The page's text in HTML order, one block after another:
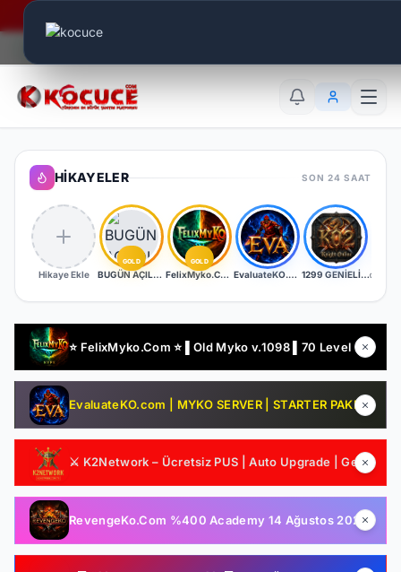
HIKAYELER SON 24 SAAT
Hikaye Ekle
GOLD
BUGÜN AÇILDI | EŞİT PK SERVER | V24XXX | 83/1 LEVEL FULL İTEM | İTEM SATIŞI YOKTUR
GOLD
FelixMyko.Com ▌Old Myko v.1098 ▌70 Level CAP ▌Official : 21 Ağustos Cuma 22:00 ▌Starter Paket Bizden EvaluateKO.com | Myko | 1.000.000 TL Ödül Havuzu | Official : 14 Ağustos 2026 -Cuma 21:00! 1299 GENİELİ SERVER
⭐ FelixMyko.Com ⭐ ▌Old Myko v.1098 ▌70 Level CAP ▌Official : 21 Ağustos Cuma 22:00 ▌Starter Paket Bizden !
EvaluateKO.com | MYKO SERVER | STARTER PAKET HEDİYE | 1.000.000 TL Ödül Havuzu | Official : 14 Ağustos 2026 -Cuma 21:00!
⚔️ K2Network – Ücretsiz PUS | Auto Upgrade | Geliştirilmiş Drop & Kutu Sistemi | Sürekli Güncelleme
RevengeKo.Com %400 Academy 14 Ağustos 2026 | v.2585 Light Farm | 1500 TL Değerinde VIP Paket Hediye | GB Değerli / Item Kolay | LIGHT FARM SERVER